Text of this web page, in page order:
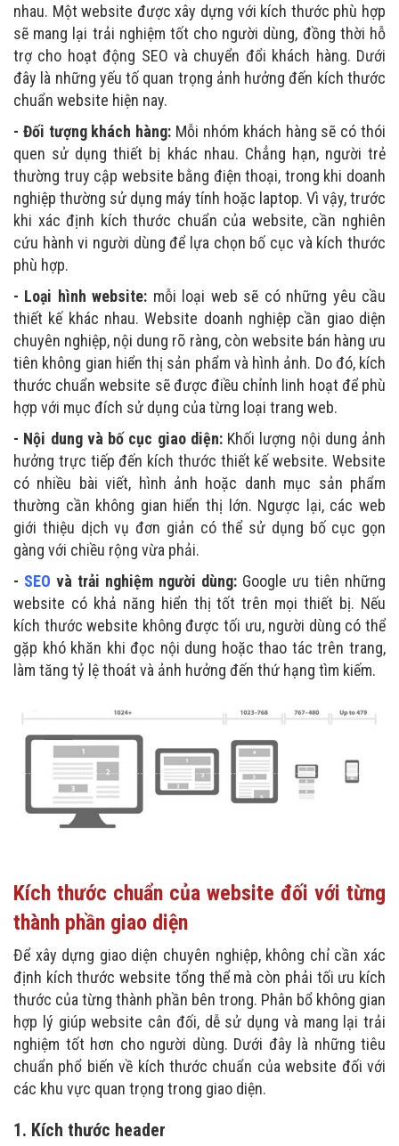
nhau. Một website được xây dựng với kích thước phù hợp
sẽ mang lại trải nghiệm tốt cho người dùng, đồng thời hỗ
trợ cho hoạt động SEO và chuyển đổi khách hàng. Dưới
đây là những yếu tố quan trọng ảnh hưởng đến kích thước
chuẩn website hiện nay.
- Đối tượng khách hàng: Mỗi nhóm khách hàng sẽ có thói
quen sử dụng thiết bị khác nhau. Chẳng hạn, người trẻ
thường truy cập website bằng điện thoại, trong khi doanh
nghiệp thường sử dụng máy tính hoặc laptop. Vì vậy, trước
khi xác định kích thước chuẩn của website, cần nghiên
cứu hành vi người dùng để lựa chọn bố cục và kích thước
phù hợp.
- Loại hình website: mỗi loại web sẽ có những yêu cầu
thiết kế khác nhau. Website doanh nghiệp cần giao diện
chuyên nghiệp, nội dung rõ ràng, còn website bán hàng ưu
tiên không gian hiển thị sản phẩm và hình ảnh. Do đó, kích
thước chuẩn website sẽ được điều chỉnh linh hoạt để phù
hợp với mục đích sử dụng của từng loại trang web.
- Nội dung và bố cục giao diện:Khối lượng nội dung ảnh
hưởng trực tiếp đến kích thước thiết kế website. Website
có nhiều bài viết, hình ảnh hoặc danh mục sản phẩm
thường cần không gian hiển thị lớn. Ngược lại, các web
giới thiệu dịch vụ đơn giản có thể sử dụng bố cục gọn
gàng với chiều rộng vừa phải.
- SEO và trải nghiệm người dùng: Google ưu tiên những
website có khả năng hiển thị tốt trên mọi thiết bị. Nếu
kích thước website không được tối ưu, người dùng có thể
gặp khó khăn khi đọc nội dung hoặc thao tác trên trang,
làm tăng tỷ lệ thoát và ảnh hưởng đến thứ hạng tìm kiếm.
Kích thước chuẩn của website đối với từng
thành phần giao diện
Để xây dựng giao diện chuyên nghiệp, không chỉ cần xác
định kích thước website tổng thể mà còn phải tối ưu kích
thước của từng thành phần bên trong. Phân bổ không gian
hợp lý giúp website cân đối, dễ sử dụng và mang lại trải
nghiệm tốt hơn cho người dùng. Dưới đây là những tiêu
chuẩn phổ biến về kích thước chuẩn của website đối với
các khu vực quan trọng trong giao diện.
1. Kích thước header